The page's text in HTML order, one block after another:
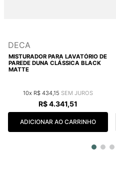
DECA
MISTURADOR PARA LAVATÓRIO DE
PAREDE DUNA CLÁSSICA BLACK
MATTE
10 R$ 43415
R$4.341,51
ADICIONAR AO CARRINHO